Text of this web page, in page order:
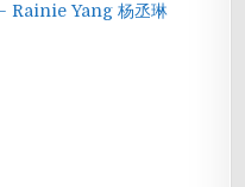
Rainie Yang 杨丞琳